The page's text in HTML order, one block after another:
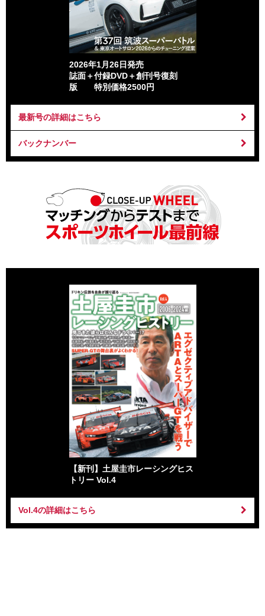
2026年1月26日発売
誌面＋付録DVD＋創刊号復刻
版 特別価格2500円
最新号の詳細はこちら
バックナンバー
【新刊】土屋圭市レーシングヒス
トリー Vol.4
Vol.4の詳細はこちら